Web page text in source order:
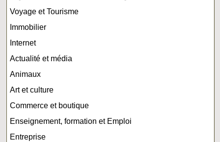
Voyage et Tourisme
Immobilier
Internet
Actualité et média
Animaux
Art et culture
Commerce et boutique
Enseignement, formation et Emploi
Entreprise